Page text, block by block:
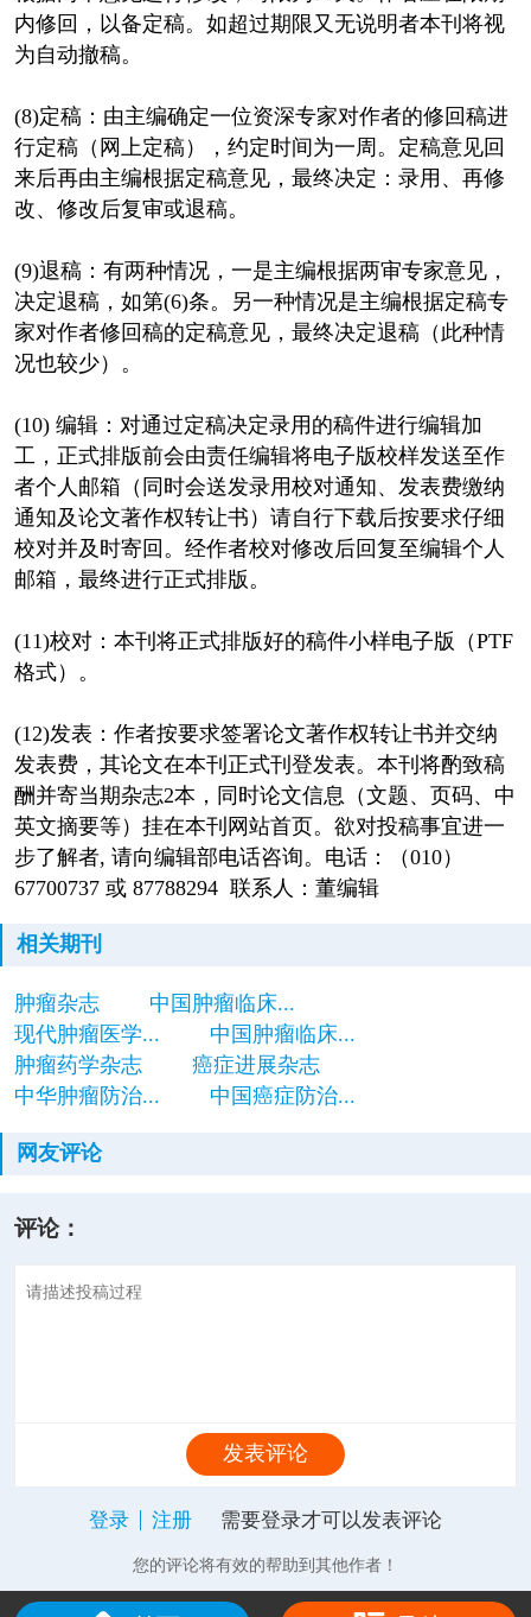
内修回，以备定稿。如超过期限又无说明者本刊将视
为自动撤稿。
(8)定稿：由主编确定一位资深专家对作者的修回稿进
行定稿（网上定稿），约定时间为一周。定稿意见回
来后再由主编根据定稿意见，最终决定：录用、再修
改、修改后复审或退稿。
(9)退稿：有两种情况，一是主编根据两审专家意见，
决定退稿，如第(6)条。另一种情况是主编根据定稿专
家对作者修回稿的定稿意见，最终决定退稿（此种情
况也较少）。
(10) 编辑：对通过定稿决定录用的稿件进行编辑加
工，正式排版前会由责任编辑将电子版校样发送至作
者个人邮箱（同时会送发录用校对通知、发表费缴纳
通知及论文著作权转让书）请自行下载后按要求仔细
校对并及时寄回。经作者校对修改后回复至编辑个人
邮箱，最终进行正式排版。
(11)校对：本刊将正式排版好的稿件小样电子版（PTF
格式）。
(12)发表：作者按要求签署论文著作权转让书并交纳
发表费，其论文在本刊正式刊登发表。本刊将酌致稿
酬并寄当期杂志2本，同时论文信息（文题、页码、中
英文摘要等）挂在本刊网站首页。欲对投稿事宜进一
步了解者, 请向编辑部电话咨询。电话：（010）
67700737 或 87788294 联系人：董编辑
相关期刊
肿瘤杂志
中国肿瘤临床...
现代肿瘤医学...
中国肿瘤临床...
肿瘤药学杂志
癌症进展杂志
中华肿瘤防治...
中国癌症防治...
网友评论
评论：
发表评论
登录 注册 需要登录才可以发表评论
您的评论将有效的帮助到其他作者！